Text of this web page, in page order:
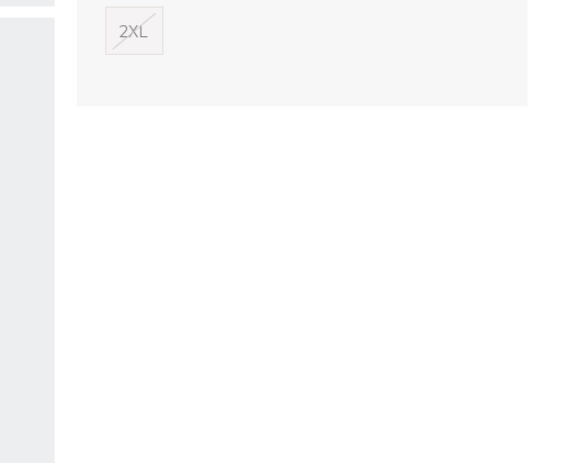
2XL